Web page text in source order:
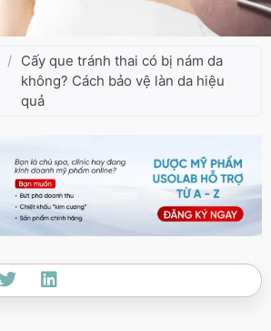
/ Cấy que tránh thai có bị nám da
không? Cách bảo vệ làn da hiệu
quả